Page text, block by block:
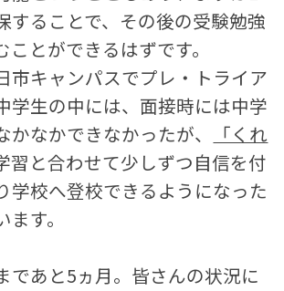
することで、その後の受験勉強
とができるはずです。
市キャンパスでプレ・トライア
学生の中には、面接時には中学
かなかできなかったが、
「くれ
習と合わせて少しずつ自信を付
学校へ登校できるようになった
す。
であと5ヵ月。皆さんの状況に